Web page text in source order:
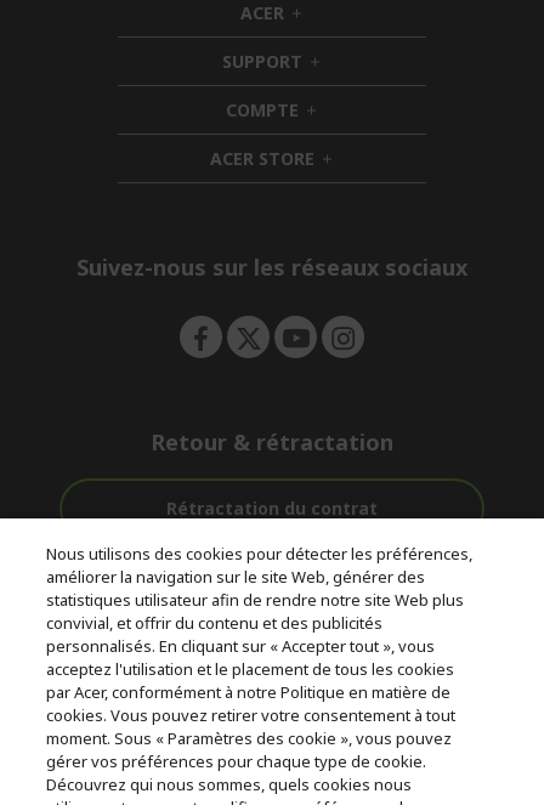
ACER h
i
d
d
e
n
SUPPORT h
i
d
d
e
n
COMPTE h
i
d
d
ACER STORE h
i
e
Suivez-nous sur les réseaux sociaux
Retour & rétractation
Rétractation du contrat
Livraison
Gratuite
Accompagnement
avant et après-
vente
Avec 0%
D'intérêt
© 2026 Acer Inc.
CPYou BV est le revendeur et marchand agréé pour les produits et
services proposés au sein de ce magasin.
Nous utilisons des cookies pour détecter les préférences,
améliorer la navigation sur le site Web, générer des
statistiques utilisateur afin de rendre notre site Web plus
convivial, et offrir du contenu et des publicités
personnalisés. En cliquant sur « Accepter tout », vous
acceptez l'utilisation et le placement de tous les cookies
par Acer, conformément à notre Politique en matière de
cookies. Vous pouvez retirer votre consentement à tout
moment. Sous « Paramètres des cookie », vous pouvez
gérer vos préférences pour chaque type de cookie.
Découvrez qui nous sommes, quels cookies nous